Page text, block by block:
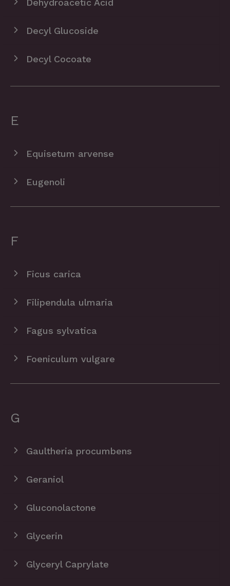
Dehydroacetic Acid
Decyl Glucoside
Decyl Cocoate
E
Equisetum arvense
Eugenoli
F
Ficus carica
Filipendula ulmaria
​Fagus sylvatica
Foeniculum vulgare
G
Gaultheria procumbens
Geraniol
Gluconolactone
Glycerin
Glyceryl Caprylate